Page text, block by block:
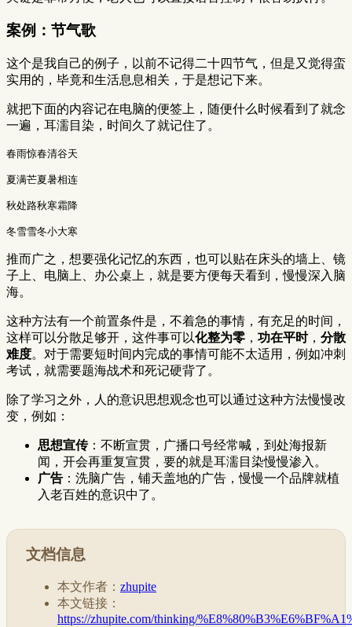
案例：节气歌
这个是我自己的例子，以前不记得二十四节气，但是又觉得蛮
实用的，毕竟和生活息息相关，于是想记下来。
就把下面的内容记在电脑的便签上，随便什么时候看到了就念
一遍，耳濡目染，时间久了就记住了。
春雨惊春清谷天
夏满芒夏暑相连
秋处路秋寒霜降
推而广之，想要强化记忆的东西，也可以贴在床头的墙上、镜
子上、电脑上、办公桌上，就是要方便每天看到，慢慢深入脑
海。
这种方法有一个前置条件是，不着急的事情，有充足的时间，
这样可以分散足够开，这件事可以化整为零 ， 功在平时， 分散
难度。对于需要短时间内完成的事情可能不太适用，例如冲刺
考试，就需要题海战术和死记硬背了。
除了学习之外，人的意识思想观念也可以通过这种方法慢慢改
变，例如：
思想宣传：不断宣贯，广播口号经常喊，到处海报新
闻，开会再重复宣贯，要的就是耳濡目染慢慢渗入。
广告 ：洗脑广告，铺天盖地的广告，慢慢一个品牌就植
入老百姓的意识中了。
文档信息
本文作者： zhupite
本文链接：
https://zhupite.com/thinking/